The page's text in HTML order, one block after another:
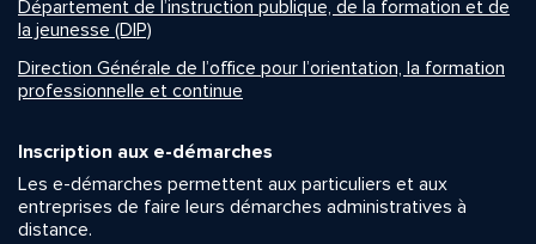
Département de l’instruction publique, de la formation et de
la jeunesse (DIP)
Direction Générale de l’office pour l’orientation, la formation
professionnelle et continue
Inscription aux e-démarches
Les e-démarches permettent aux particuliers et aux
entreprises de faire leurs démarches administratives à
distance.